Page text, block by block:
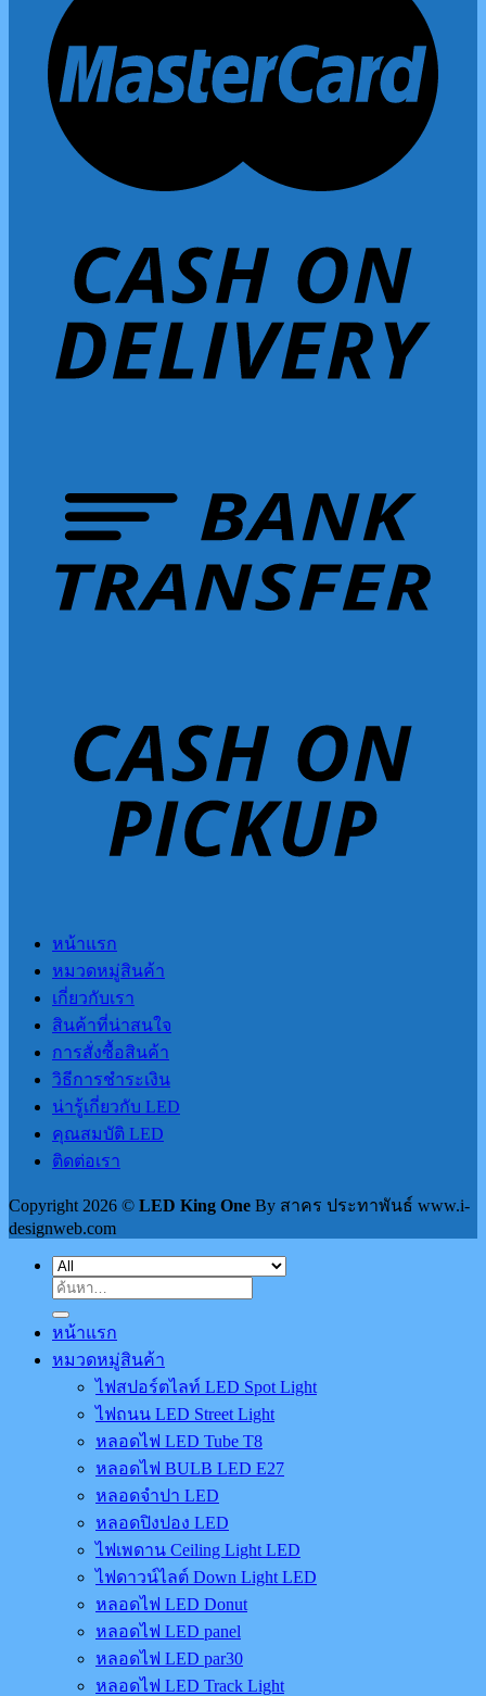
หน้าแรก
หมวดหมู่สินค้า
เกี่ยวกับเรา
สินค้าที่น่าสนใจ
การสั่งซื้อสินค้า
วิธีการชำระเงิน
น่ารู้เกี่ยวกับ LED
คุณสมบัติ LED
ติดต่อเรา
Copyright 2026 © LED King One By สาคร ประทาพันธ์ www.i-
designweb.com
ค้นหา:
หน้าแรก
หมวดหมู่สินค้า
ไฟสปอร์ตไลท์ LED Spot Light
ไฟถนน LED Street Light
หลอดไฟ LED Tube T8
หลอดไฟ BULB LED E27
หลอดจำปา LED
หลอดปิงปอง LED
ไฟเพดาน Ceiling Light LED
ไฟดาวน์ไลต์ Down Light LED
หลอดไฟ LED Donut
หลอดไฟ LED panel
หลอดไฟ LED par30
หลอดไฟ LED Track Light